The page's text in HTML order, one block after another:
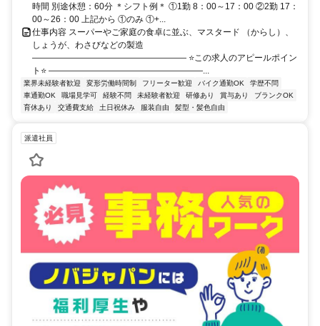
時間 別途休憩：60分 ＊シフト例＊ ①1勤 8：00～17：00 ②2勤 17：
00～26：00 上記から ①のみ ①+...
仕事内容 スーパーやご家庭の食卓に並ぶ、マスタード （からし）、
しょうが、わさびなどの製造
―――――――――――――――――― ⭐この求人のアピールポイン
ト⭐ ――――――――――――――――――...
業界未経験者歓迎 変形労働時間制 フリーター歓迎 バイク通勤OK
学歴不問
車通勤OK
職場見学可 経験不問 未経験者歓迎 研修あり 賞与あり
ブランクOK
育休あり
交通費支給 土日祝休み 服装自由 髪型・髪色自由
派遣社員